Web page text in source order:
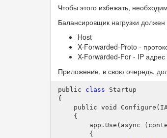
Чтобы этого избежать,
Балансировщик нагрузки должен
Host
X-Forwarded-Proto -
X-Forwarded-For - IP адрес
Приложение, в свою очередь,
public class Startup
{
    public void
    {
        app.
Use( async (
        {